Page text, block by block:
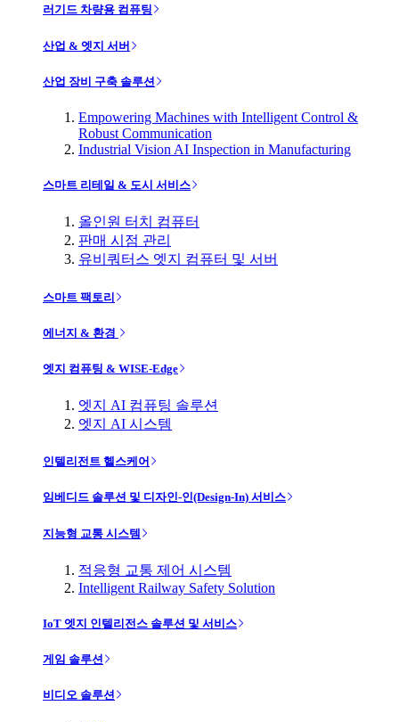
러기드 차량용 컴퓨팅
산업 & 엣지 서버
산업 장비 구축 솔루션
Empowering Machines with Intelligent Control &
Robust Communication
Industrial Vision AI Inspection in Manufacturing
스마트 리테일 & 도시 서비스
올인원 터치 컴퓨터
판매 시점 관리
유비쿼터스 엣지 컴퓨터 및 서버
스마트 팩토리
에너지 & 환경
엣지 컴퓨팅 & WISE-Edge
엣지 AI 컴퓨팅 솔루션
엣지 AI 시스템
인텔리전트 헬스케어
임베디드 솔루션 및 디자인-인(Design-In) 서비스
지능형 교통 시스템
적응형 교통 제어 시스템
Intelligent Railway Safety Solution
IoT 엣지 인텔리전스 솔루션 및 서비스
게임 솔루션
비디오 솔루션